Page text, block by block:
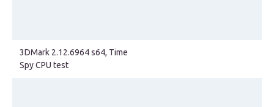
3DMark 2.12.6964 s64, Time
Spy CPU test